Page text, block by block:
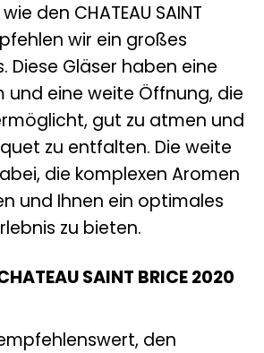
den CHATEAU SAINT
wir ein großes
Diese Gläser haben eine
und eine weite Öffnung, die
gut zu atmen und
zu entfalten. Die weite
die komplexen Aromen
und Ihnen ein optimales
zu bieten.
SAINT BRICE 2020
den